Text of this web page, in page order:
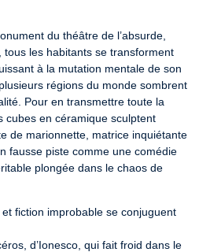
du théâtre de l’absurde,
tous les habitants se transforment
à la mutation mentale de son
régions du monde sombrent
Pour en transmettre toute la
cubes en céramique sculptent
de marionnette, matrice inquiétante
fausse piste comme une comédie
plongée dans le chaos de
fiction improbable se conjuguent
d’Ionesco, qui fait froid dans le